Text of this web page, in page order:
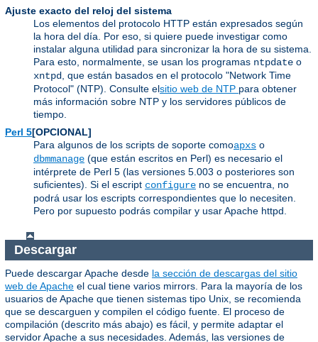
Ajuste exacto del reloj del sistema
Los elementos del protocolo HTTP están expresados según
la hora del día. Por eso, si quiere puede investigar como
instalar alguna utilidad para sincronizar la hora de su sistema.
Para esto, normalmente, se usan los programas ntpdate o
xntpd, que están basados en el protocolo "Network Time
Protocol" (NTP). Consulte elsitio web de NTP para obtener
más información sobre NTP y los servidores públicos de
tiempo.
Perl 5[OPCIONAL]
Para algunos de los scripts de soporte comoapxs o
dbmmanage (que están escritos en Perl) es necesario el
intérprete de Perl 5 (las versiones 5.003 o posteriores son
suficientes). Si el escript configure no se encuentra, no
podrá usar los escripts correspondientes que lo necesiten.
Pero por supuesto podrás compilar y usar Apache httpd.
Descargar
Puede descargar Apache desde la sección de descargas del sitio
web de Apache el cual tiene varios mirrors. Para la mayoría de los
usuarios de Apache que tienen sistemas tipo Unix, se recomienda
que se descarguen y compilen el código fuente. El proceso de
compilación (descrito más abajo) es fácil, y permite adaptar el
servidor Apache a sus necesidades. Además, las versiones de